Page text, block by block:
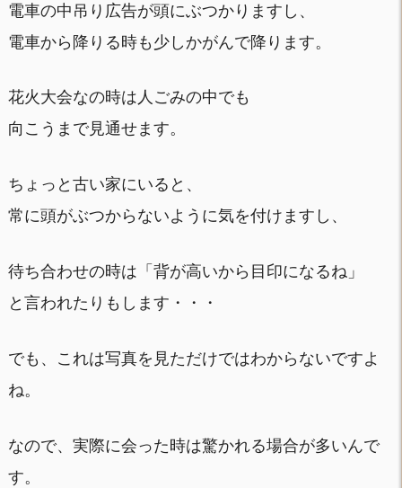
電車の中吊り広告が頭にぶつかりますし、
電車から降りる時も少しかがんで降ります。
花火大会なの時は人ごみの中でも
向こうまで見通せます。
ちょっと古い家にいると、
常に頭がぶつからないように気を付けますし、
待ち合わせの時は「背が高いから目印になるね」
と言われたりもします・・・
でも、これは写真を見ただけではわからないですよ
ね。
なので、実際に会った時は驚かれる場合が多いんで
す。